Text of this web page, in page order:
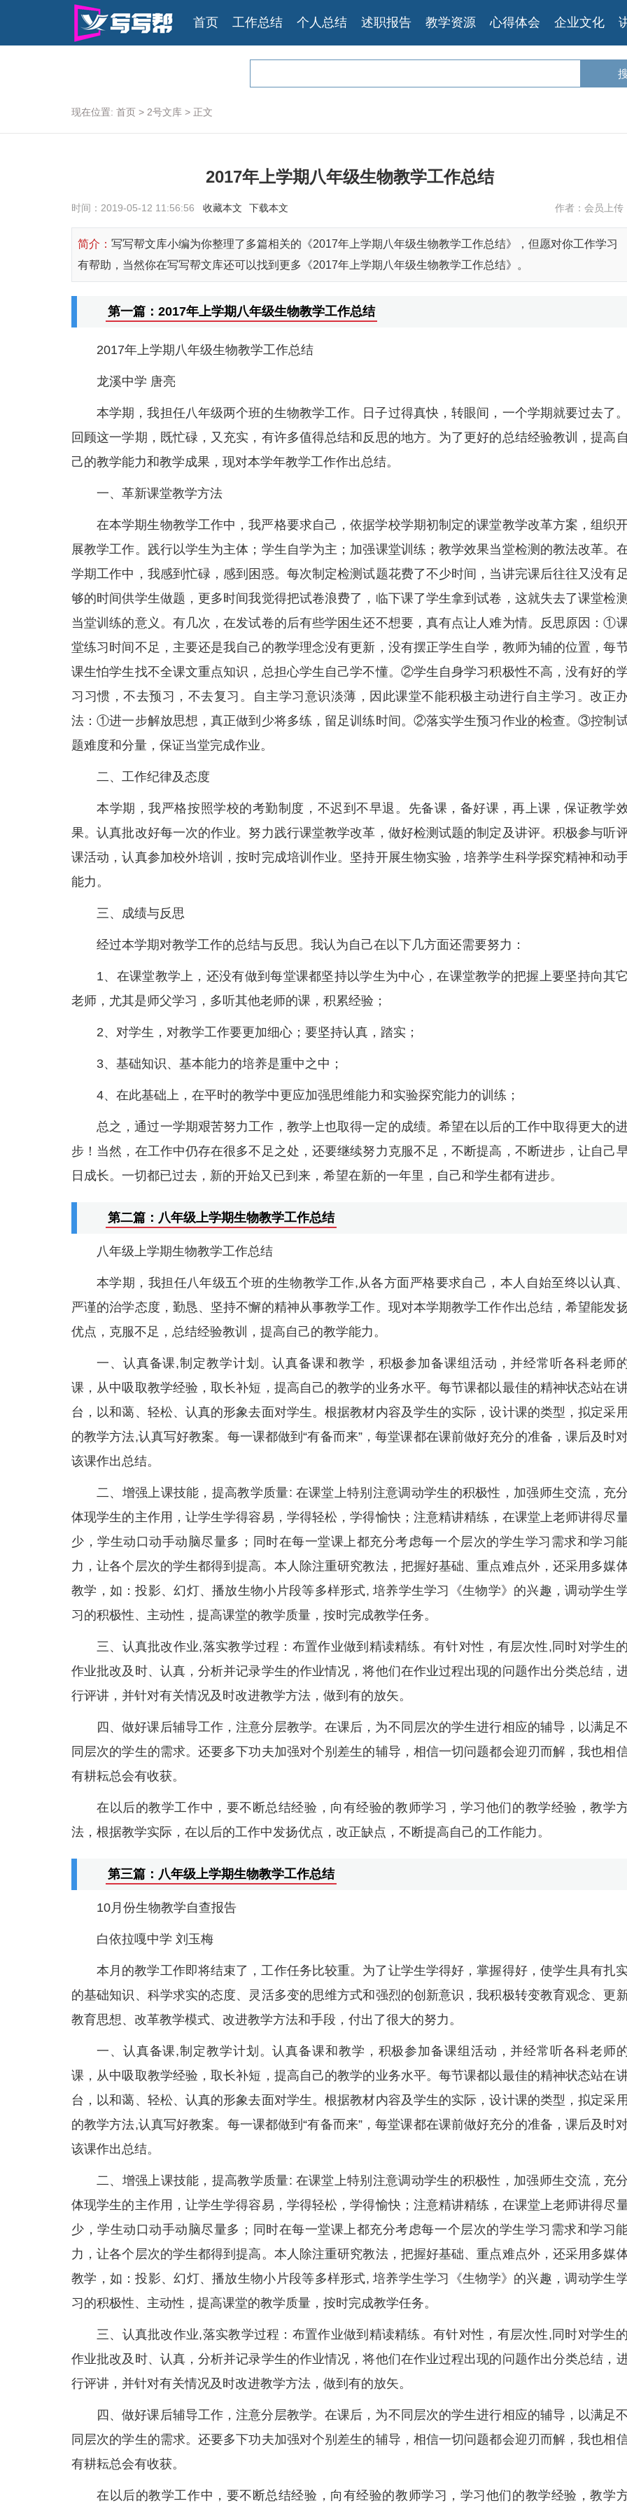
首页 工作总结 个人总结 述职报告 教学资源 心得体会 企业文化
现在位置: 首页 > 2号文库 > 正文
2017年上学期八年级生物教学工作总结
时间：2019-05-12 11:56:56 收藏本文 下载本文 作者：会员上传
简介： 写写帮文库小编为你整理了多篇相关的《2017年上学期八年级生物教学工作总结》，但愿对你工作学习
有帮助，当然你在写写帮文库还可以找到更多《2017年上学期八年级生物教学工作总结》。
第一篇：2017年上学期八年级生物教学工作总结
2017年上学期八年级生物教学工作总结
龙溪中学 唐亮
本学期，我担任八年级两个班的生物教学工作。日子过得真快，转眼间，一个学期就要过去了。
回顾这一学期，既忙碌，又充实，有许多值得总结和反思的地方。为了更好的总结经验教训，提高自
己的教学能力和教学成果，现对本学年教学工作作出总结。
一、革新课堂教学方法
在本学期生物教学工作中，我严格要求自己，依据学校学期初制定的课堂教学改革方案，组织
展教学工作。践行以学生为主体；学生自学为主；加强课堂训练；教学效果当堂检测的教法改革。
学期工作中，我感到忙碌，感到困惑。每次制定检测试题花费了不少时间，当讲完课后往往又没有足
够的时间供学生做题，更多时间我觉得把试卷浪费了，临下课了学生拿到试卷，这就失去了课堂检测
当堂训练的意义。有几次，在发试卷的后有些学困生还不想要，真有点让人难为情。反思原因：①
堂练习时间不足，主要还是我自己的教学理念没有更新，没有摆正学生自学，教师为辅的位置，每
课生怕学生找不全课文重点知识，总担心学生自己学不懂。②学生自身学习积极性不高，没有好的
习习惯，不去预习，不去复习。自主学习意识淡薄，因此课堂不能积极主动进行自主学习。改正
法：①进一步解放思想，真正做到少将多练，留足训练时间。②落实学生预习作业的检查。③控制
题难度和分量，保证当堂完成作业。
二、工作纪律及态度
本学期，我严格按照学校的考勤制度，不迟到不早退。先备课，备好课，再上课，保证教学
果。认真批改好每一次的作业。努力践行课堂教学改革，做好检测试题的制定及讲评。积极参与听
课活动，认真参加校外培训，按时完成培训作业。坚持开展生物实验，培养学生科学探究精神和动
能力。
三、成绩与反思
经过本学期对教学工作的总结与反思。我认为自己在以下几方面还需要努力：
1、在课堂教学上，还没有做到每堂课都坚持以学生为中心，在课堂教学的把握上要坚持向其它
老师，尤其是师父学习，多听其他老师的课，积累经验；
2、对学生，对教学工作要更加细心；要坚持认真，踏实；
3、基础知识、基本能力的培养是重中之中；
4、在此基础上，在平时的教学中更应加强思维能力和实验探究能力的训练；
总之，通过一学期艰苦努力工作，教学上也取得一定的成绩。希望在以后的工作中取得更大的
步！当然，在工作中仍存在很多不足之处，还要继续努力克服不足，不断提高，不断进步，让自己
日成长。一切都已过去，新的开始又已到来，希望在新的一年里，自己和学生都有进步。
第二篇：八年级上学期生物教学工作总结
八年级上学期生物教学工作总结
本学期，我担任八年级五个班的生物教学工作,从各方面严格要求自己，本人自始至终以认真、
严谨的治学态度，勤恳、坚持不懈的精神从事教学工作。现对本学期教学工作作出总结，希望能发
优点，克服不足，总结经验教训，提高自己的教学能力。
一、认真备课,制定教学计划。认真备课和教学，积极参加备课组活动，并经常听各科老师
课，从中吸取教学经验，取长补短，提高自己的教学的业务水平。每节课都以最佳的精神状态站在
台，以和蔼、轻松、认真的形象去面对学生。根据教材内容及学生的实际，设计课的类型，拟定采用
的教学方法,认真写好教案。每一课都做到“有备而来”，每堂课都在课前做好充分的准备，课后及时
该课作出总结。
二、增强上课技能，提高教学质量: 在课堂上特别注意调动学生的积极性，加强师生交流，充分
体现学生的主作用，让学生学得容易，学得轻松，学得愉快；注意精讲精练，在课堂上老师讲得尽
少，学生动口动手动脑尽量多；同时在每一堂课上都充分考虑每一个层次的学生学习需求和学习
力，让各个层次的学生都得到提高。本人除注重研究教法，把握好基础、重点难点外，还采用多媒
教学，如：投影、幻灯、播放生物小片段等多样形式, 培养学生学习《生物学》的兴趣，调动学生
习的积极性、主动性，提高课堂的教学质量，按时完成教学任务。
三、认真批改作业,落实教学过程：布置作业做到精读精练。有针对性，有层次性,同时对学生的
作业批改及时、认真，分析并记录学生的作业情况，将他们在作业过程出现的问题作出分类总结，
行评讲，并针对有关情况及时改进教学方法，做到有的放矢。
四、做好课后辅导工作，注意分层教学。在课后，为不同层次的学生进行相应的辅导，以满足不
同层次的学生的需求。还要多下功夫加强对个别差生的辅导，相信一切问题都会迎刃而解，我也相
有耕耘总会有收获。
在以后的教学工作中，要不断总结经验，向有经验的教师学习，学习他们的教学经验，教学
法，根据教学实际，在以后的工作中发扬优点，改正缺点，不断提高自己的工作能力。
第三篇：八年级上学期生物教学工作总结
10月份生物教学自查报告
白依拉嘎中学 刘玉梅
本月的教学工作即将结束了，工作任务比较重。为了让学生学得好，掌握得好，使学生具有扎实
的基础知识、科学求实的态度、灵活多变的思维方式和强烈的创新意识，我积极转变教育观念、更
教育思想、改革教学模式、改进教学方法和手段，付出了很大的努力。
一、认真备课,制定教学计划。认真备课和教学，积极参加备课组活动，并经常听各科老师
课，从中吸取教学经验，取长补短，提高自己的教学的业务水平。每节课都以最佳的精神状态站在
台，以和蔼、轻松、认真的形象去面对学生。根据教材内容及学生的实际，设计课的类型，拟定采用
的教学方法,认真写好教案。每一课都做到“有备而来”，每堂课都在课前做好充分的准备，课后及时
该课作出总结。
二、增强上课技能，提高教学质量: 在课堂上特别注意调动学生的积极性，加强师生交流，充分
体现学生的主作用，让学生学得容易，学得轻松，学得愉快；注意精讲精练，在课堂上老师讲得尽
少，学生动口动手动脑尽量多；同时在每一堂课上都充分考虑每一个层次的学生学习需求和学习
力，让各个层次的学生都得到提高。本人除注重研究教法，把握好基础、重点难点外，还采用多媒
教学，如：投影、幻灯、播放生物小片段等多样形式, 培养学生学习《生物学》的兴趣，调动学生
习的积极性、主动性，提高课堂的教学质量，按时完成教学任务。
三、认真批改作业,落实教学过程：布置作业做到精读精练。有针对性，有层次性,同时对学生的
作业批改及时、认真，分析并记录学生的作业情况，将他们在作业过程出现的问题作出分类总结，
行评讲，并针对有关情况及时改进教学方法，做到有的放矢。
四、做好课后辅导工作，注意分层教学。在课后，为不同层次的学生进行相应的辅导，以满足不
同层次的学生的需求。还要多下功夫加强对个别差生的辅导，相信一切问题都会迎刃而解，我也相
有耕耘总会有收获。
在以后的教学工作中，要不断总结经验，向有经验的教师学习，学习他们的教学经验，教学